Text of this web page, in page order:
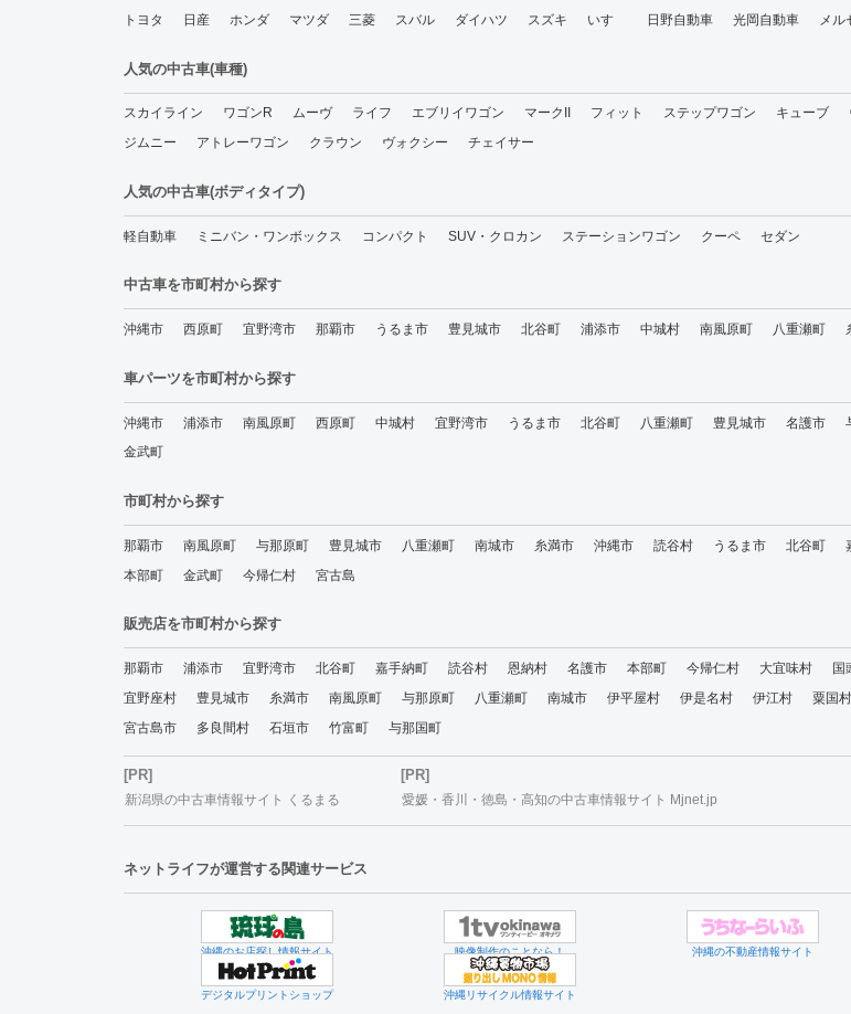
トヨタ 日産 ホンダ マツダ 三菱 スバル ダイハツ スズキ いすゞ 日野自動車 光岡自動車 メル
人気の中古車(車種)
スカイライン ワゴンR ムーヴ ライフ エブリイワゴン マークII フィット ステップワゴン キューブ
ジムニー
アトレーワゴン クラウン ヴォクシー チェイサー
人気の中古車(ボディタイプ)
軽自動車 ミニバン・ワンボックス コンパクト SUV・クロカン ステーションワゴン クーペ セダン
中古車を市町村から探す
沖縄市 西原町 宜野湾市 那覇市 うるま市 豊見城市 北谷町 浦添市 中城村 南風原町 八重瀬町
車パーツを市町村から探す
沖縄市 浦添市 南風原町 西原町 中城村 宜野湾市 うるま市 北谷町 八重瀬町 豊見城市 名護市
金武町
市町村から探す
那覇市 南風原町 与那原町 豊見城市 八重瀬町 南城市 糸満市 沖縄市 読谷村 うるま市 北谷町
本部町
金武町 今帰仁村 宮古島
販売店を市町村から探す
那覇市 浦添市 宜野湾市 北谷町 嘉手納町 読谷村 恩納村 名護市 本部町 今帰仁村 大宜味村 国
宜野座村
豊見城市 糸満市 南風原町 与那原町 八重瀬町 南城市 伊平屋村 伊是名村 伊江村 粟国村
宮古島市
多良間村 石垣市 竹富町 与那国町
[PR]
新潟県の中古車情報サイト くるまる
[PR]
愛媛・香川・徳島・高知の中古車情報サイト Mjnet.jp
ネットライフが運営する関連サービス
沖縄のお店探し情報サイト 映像制作のことなら！ 沖縄の不動産情報サイト
デジタルプリントショップ 沖縄リサイクル情報サイト